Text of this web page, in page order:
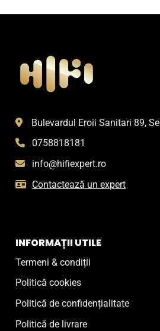
Bulevardul Eroii Sanitari 89,
0758818181
info@hifiexpert.ro
Contactează un expert
INFORMAȚII UTILE
Termeni & condiții
Politică cookies
Politică de confidențialitate
Politică de livrare